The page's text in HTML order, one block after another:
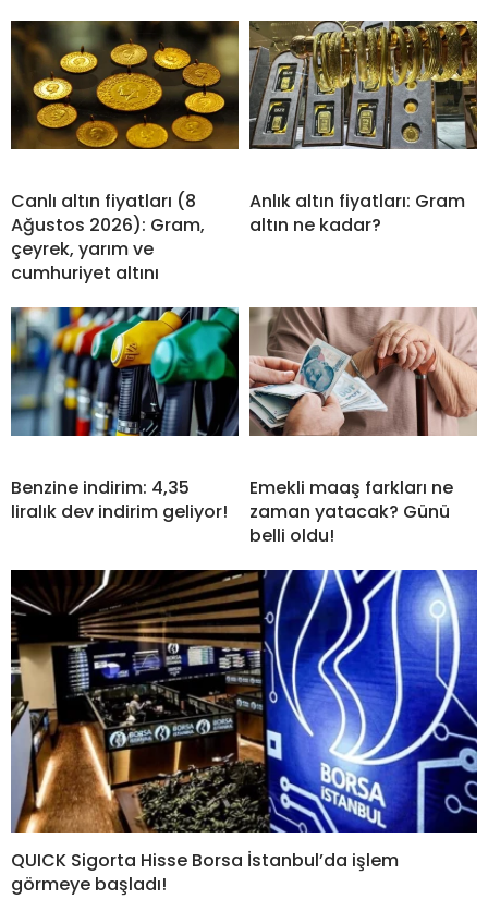
Canlı altın fiyatları (8
Ağustos 2026): Gram,
çeyrek, yarım ve
cumhuriyet altını
Anlık altın fiyatları: Gram
altın ne kadar?
Benzine indirim: 4,35
liralık dev indirim geliyor!
Emekli maaş farkları ne
zaman yatacak? Günü
belli oldu!
QUICK Sigorta Hisse Borsa İstanbul’da işlem
görmeye başladı!